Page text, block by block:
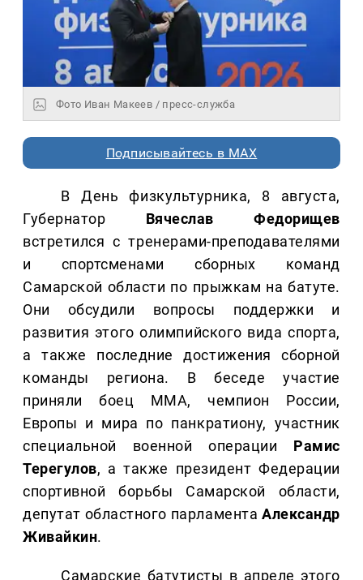
Фото Иван Макеев / пресс-служба
Подписывайтесь в MAX
В День физкультурника, 8 августа,
Губернатор Вячеслав Федорищев
встретился с тренерами-преподавателями
и спортсменами сборных команд
Самарской области по прыжкам на батуте.
Они обсудили вопросы поддержки и
развития этого олимпийского вида спорта,
а также последние достижения сборной
команды региона. В беседе участие
приняли боец ММА, чемпион России,
Европы и мира по панкратиону, участник
специальной военной операции Рамис
Терегулов, а также президент Федерации
спортивной борьбы Самарской области,
депутат областного парламентаАлександр
Живайкин.
Самарские батутисты в апреле этого